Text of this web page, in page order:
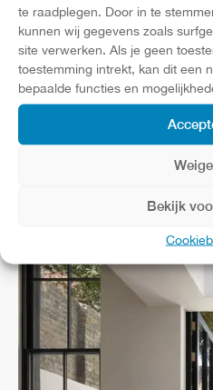
te raadplegen. Door in te
kunnen wij gegevens zoals
site verwerken. Als je geen
toestemming intrekt, kan dit een
bepaalde functies en
Bekijk
vlak in het frame. Dit
makkelijk afloopt. Zo blijft het
er geen groene aanslag.